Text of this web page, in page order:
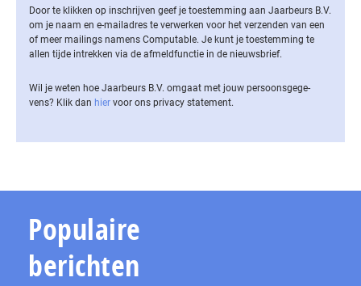
Door te klikken op inschrijven geef je toestemming aan Jaarbeurs B.V.
om je naam en e-mailadres te verwerken voor het verzenden van een
of meer mailings namens Computable. Je kunt je toestemming te
allen tijde intrekken via de af­meld­func­tie in de nieuwsbrief.
Wil je weten hoe Jaarbeurs B.V. omgaat met jouw per­soons­ge­ge­
vens? Klik dan hier voor ons privacy statement.
Populaire
berichten